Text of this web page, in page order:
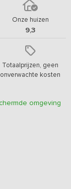
Onze huizen
9,3
Totaalprijzen, geen
onverwachte kosten
omgeving